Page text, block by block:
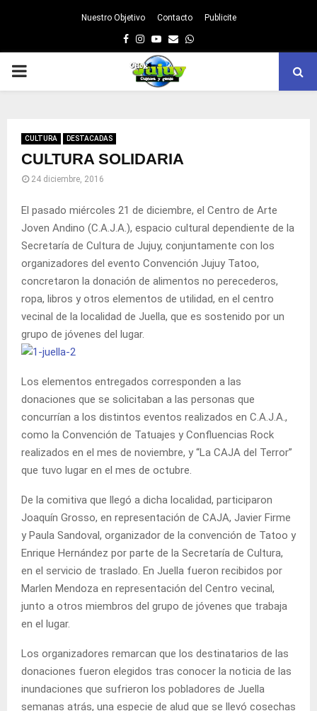
Nuestro Objetivo Contacto Publicite
Facebook
Instagram
Youtube
EmailWhatsapp
PRIMARY
CULTURA DESTACADAS
CULTURA SOLIDARIA
24 diciembre, 2016
El pasado miércoles 21 de diciembre, el Centro de Arte
Joven Andino (C.A.J.A.), espacio cultural dependiente de la
Secretaría de Cultura de Jujuy, conjuntamente con los
organizadores del evento Convención Jujuy Tatoo,
concretaron la donación de alimentos no perecederos,
ropa, libros y otros elementos de utilidad, en el centro
vecinal de la localidad de Juella, que es sostenido por un
grupo de jóvenes del lugar.
Los elementos entregados corresponden a las
donaciones que se solicitaban a las personas que
concurrían a los distintos eventos realizados en C.A.J.A.,
como la Convención de Tatuajes y Confluencias Rock
realizados en el mes de noviembre, y “La CAJA del Terror”
que tuvo lugar en el mes de octubre.
De la comitiva que llegó a dicha localidad, participaron
Joaquín Grosso, en representación de CAJA, Javier Firme
y Paula Sandoval, organizador de la convención de Tatoo y
Enrique Hernández por parte de la Secretaría de Cultura,
en el servicio de traslado. En Juella fueron recibidos por
Marlen Mendoza en representación del Centro vecinal,
junto a otros miembros del grupo de jóvenes que trabaja
en el lugar.
Los organizadores remarcan que los destinatarios de las
donaciones fueron elegidos tras conocer la noticia de las
inundaciones que sufrieron los pobladores de Juella
semanas atrás, una especie de alud que se llevó cosechas